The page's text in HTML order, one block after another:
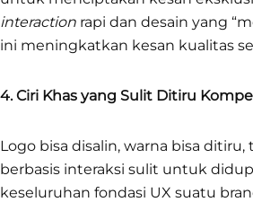
interaction rapi dan desain yang
ini meningkatkan kesan kualitas
4. Ciri Khas yang Sulit Ditiru
Logo bisa disalin, warna bisa
berbasis interaksi sulit untuk
keseluruhan fondasi UX suatu